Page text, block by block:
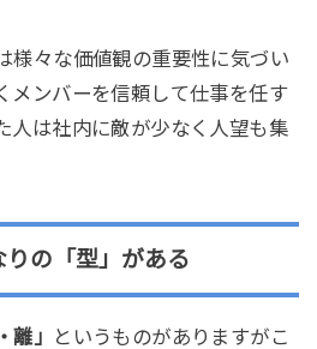
様々な価値観の重要性に気づい
メンバーを信頼して仕事を任す
人は社内に敵が少なく人望も集
の「型」がある
離」
というものがありますがこ